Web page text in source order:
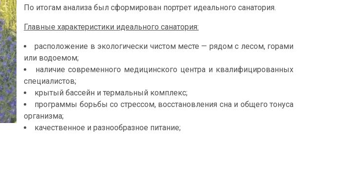
По итогам анализа был сформирован портрет идеального санатория.
Главные характеристики идеального санатория:
расположение в экологически чистом месте — рядом с лесом, горами
или водоемом;
наличие современного медицинского центра и квалифицированных
специалистов;
крытый бассейн и термальный комплекс;
программы борьбы со стрессом, восстановления сна и общего тонуса
организма;
качественное и разнообразное питание;